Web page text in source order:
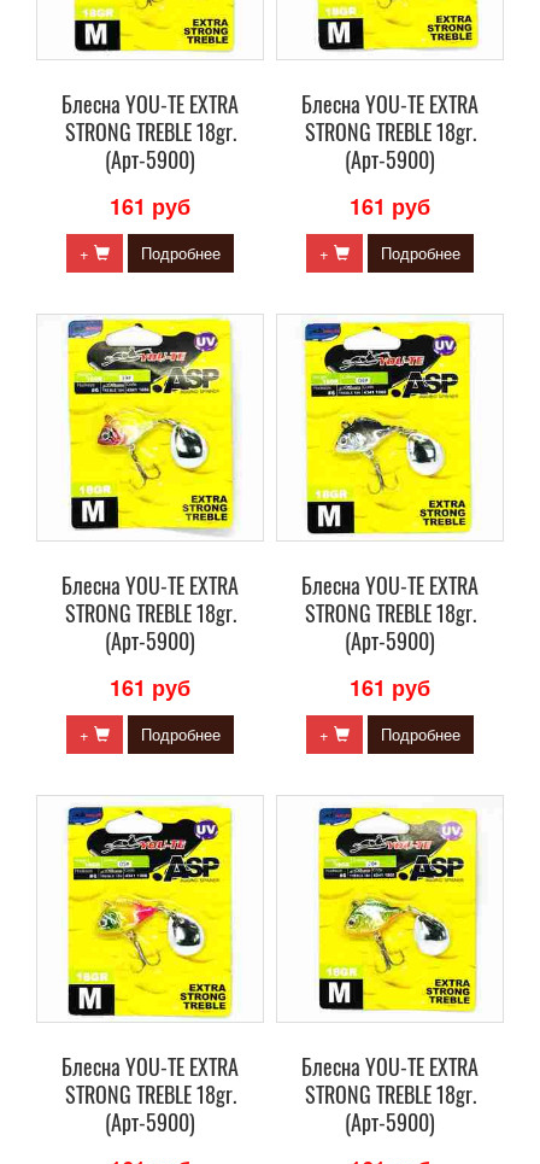
Блесна YOU-TE EXTRA
STRONG TREBLE 18gr.
(Арт-5900)
161 руб
+ Подробнее
Блесна YOU-TE EXTRA
STRONG TREBLE 18gr.
(Арт-5900)
161 руб
+ Подробнее
Блесна YOU-TE EXTRA
STRONG TREBLE 18gr.
(Арт-5900)
161 руб
+ Подробнее
Блесна YOU-TE EXTRA
STRONG TREBLE 18gr.
(Арт-5900)
161 руб
+ Подробнее
Блесна YOU-TE EXTRA
STRONG TREBLE 18gr.
(Арт-5900)
Блесна YOU-TE EXTRA
STRONG TREBLE 18gr.
(Арт-5900)